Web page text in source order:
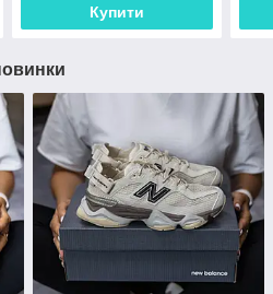
Купити